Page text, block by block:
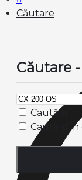
Căutare
Căutare
Caută și
Caută și